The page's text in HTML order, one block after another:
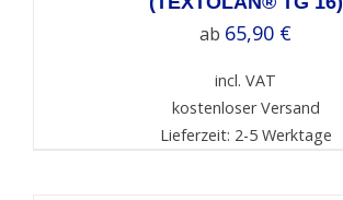
ab 65,90 €
incl. VAT
kostenloser Versand
Lieferzeit: 2-5 Werktage